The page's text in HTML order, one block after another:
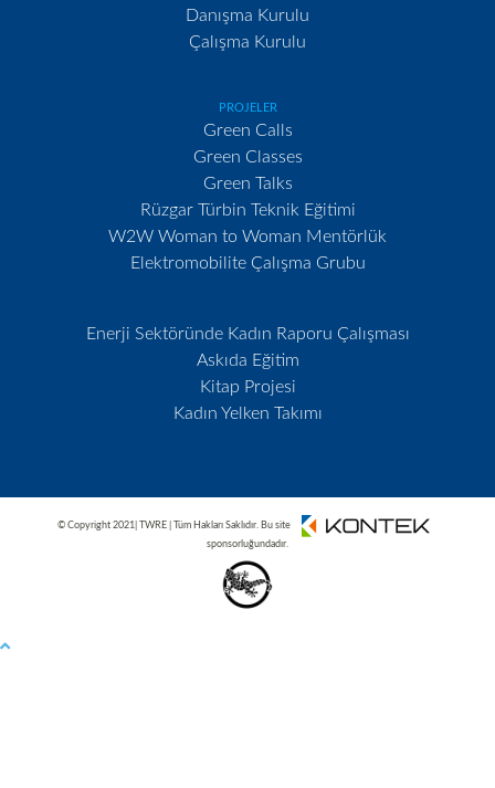
Danışma Kurulu
Çalışma Kurulu
PROJELER
Green Calls
Green Classes
Green Talks
Rüzgar Türbin Teknik Eğitimi
W2W Woman to Woman Mentörlük
Elektromobilite Çalışma Grubu
Enerji Sektöründe Kadın Raporu Çalışması
Askıda Eğitim
Kitap Projesi
Kadın Yelken Takımı
© Copyright 2021| TWRE | Tüm Hakları Saklıdır. Bu site
sponsorluğundadır.